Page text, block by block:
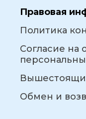
Правовая
Политика
Согласие на
Обмен и